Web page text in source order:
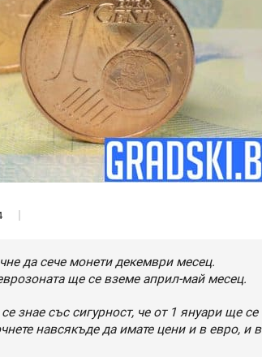
да сече монети декември месец.
ще се вземе април-май месец.
знае със сигурност, че от 1 януари ще се
навсякъде да имате цени и в евро, и в